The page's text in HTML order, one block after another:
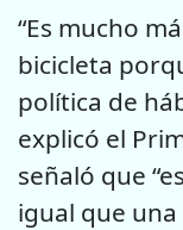
“Es mucho
bicicleta
política de
explicó el
señaló que
igual que